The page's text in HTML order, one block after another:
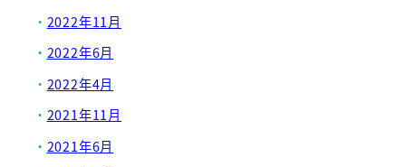
2022年11月
2022年6月
2022年4月
2021年11月
2021年6月